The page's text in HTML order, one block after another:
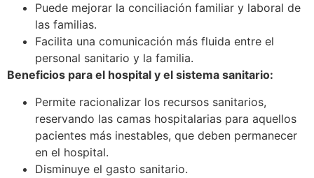
Puede mejorar la conciliación familiar y laboral de
las familias.
Facilita una comunicación más fluida entre el
personal sanitario y la familia.
Beneficios para el hospital y el sistema sanitario:
Permite racionalizar los recursos sanitarios,
reservando las camas hospitalarias para aquellos
pacientes más inestables, que deben permanecer
en el hospital.
Disminuye el gasto sanitario.